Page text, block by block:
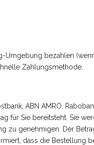
Umgebung bezahlen
Zahlungsmethode.
ABN AMRO,
für Sie bereitsteht. Sie
zu genehmigen. Der
dass die Bestellung